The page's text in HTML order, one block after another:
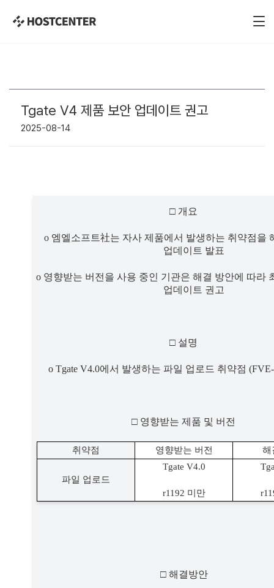
Tgate V4 제품 보안 업데이트 권고
2025-08-14
□ 개요
o 엠엘소프트社는 자사 제품에서 발생하는 취약점을
업데이트 발표
o 영향받는 버전을 사용 중인 기관은 해결 방안에 따라
업데이트 권고
□ 설명
o Tgate V4.0에서 발생하는 파일 업로드 취약점
□ 영향받는 제품 및 버전
취약점 영향받는 버전 해
파일 업로드
Tgate V4.0
r1192 미만
□ 해결방안